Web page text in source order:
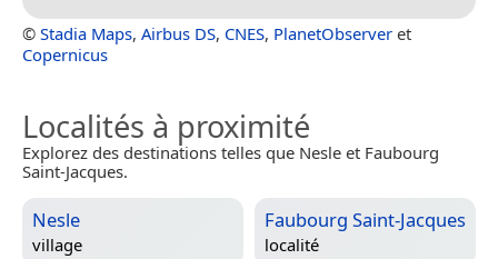
© Stadia Maps, Airbus DS, CNES, PlanetObserver et
Copernicus
Localités à proximité
Explorez des destinations telles que Nesle et Faubourg
Saint-Jacques.
Nesle
village
Faubourg Saint-Jacques
localité